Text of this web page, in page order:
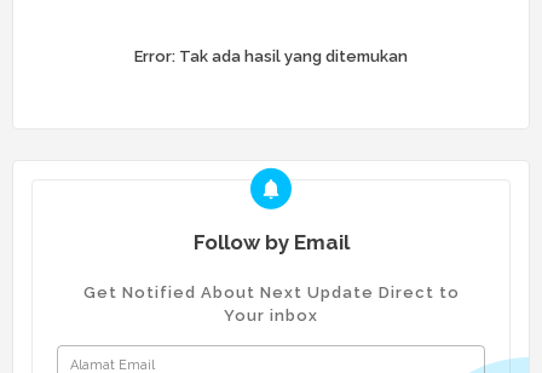
Error: Tak ada hasil yang ditemukan
Follow by Email
Get Notified About Next Update Direct to
Your inbox